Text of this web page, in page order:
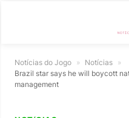
Notícias do Jogo » Notícias »
Brazil star says he will boycott
management